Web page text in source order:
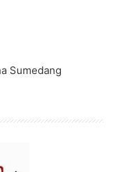
Sumedang